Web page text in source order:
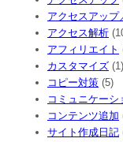
アクセスアップ
アクセス解析
アフィリエイト
カスタマイズ (1)
コピー対策 (5)
コミュニケーシ
コンテンツ追加
サイト作成日記